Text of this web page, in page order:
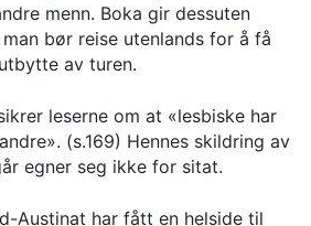
menn. Boka gir dessuten
bør reise utenlands for å få
av turen.
leserne om at «lesbiske har
(s.169) Hennes skildring av
egner seg ikke for sitat.
Austinat har fått en helside til